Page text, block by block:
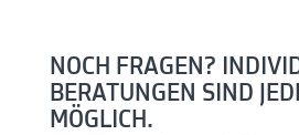
NOCH FRAGEN?
BERATUNGEN SIND
MÖGLICH.